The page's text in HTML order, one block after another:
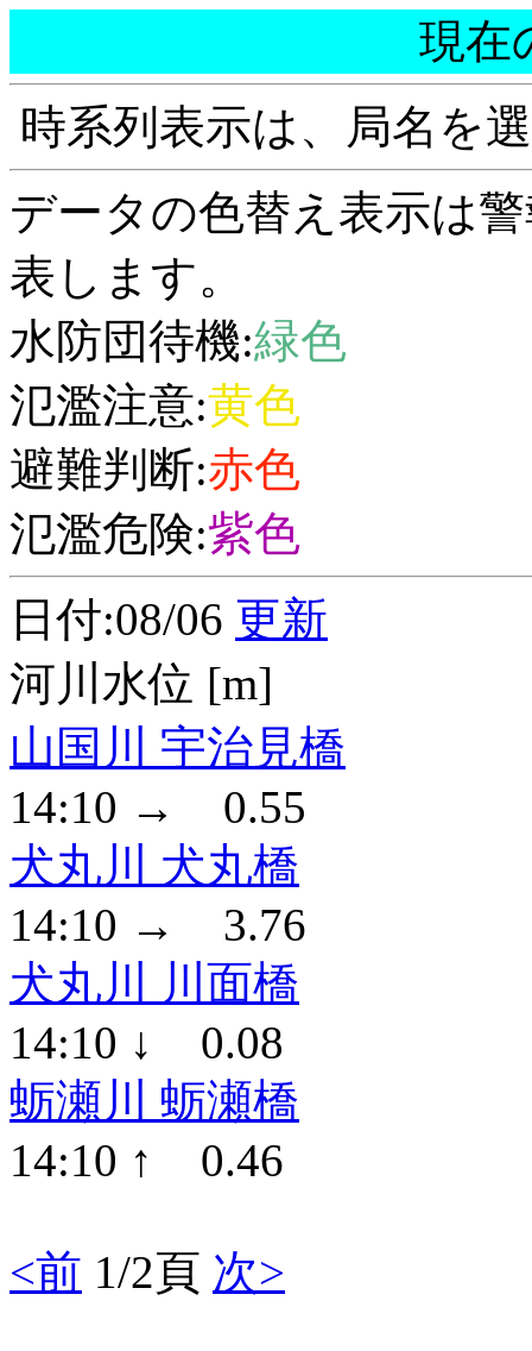
現在
時系列表示は、局名を
データの色替え表示は
表します。
水防団待機:緑色
氾濫注意:黄色
避難判断:赤色
氾濫危険:紫色
日付:08/06 更新
河川水位 [m]
山国川 宇治見橋
14:10 → 0.55
犬丸川 犬丸橋
14:10 → 3.76
犬丸川 川面橋
14:10 ↓ 0.08
蛎瀬川 蛎瀬橋
14:10 ↑ 0.46
<前 1/2頁 次>